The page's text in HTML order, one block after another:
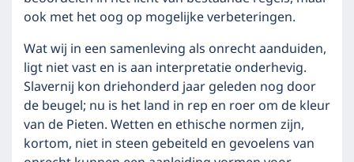
ook met het oog op mogelijke verbeteringen.
Wat wij in een samenleving als onrecht aanduiden,
ligt niet vast en is aan interpretatie onderhevig.
Slavernij kon driehonderd jaar geleden nog door
de beugel; nu is het land in rep en roer om de kleur
van de Pieten. Wetten en ethische normen zijn,
kortom, niet in steen gebeiteld en gevoelens van